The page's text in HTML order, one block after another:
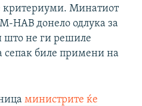
критериуми. Минатиот
НАВ донело одлука за
што не ги решиле
сепак биле примени на
министрите ќе